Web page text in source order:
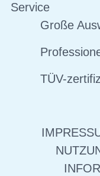
Service
Große
TÜV-